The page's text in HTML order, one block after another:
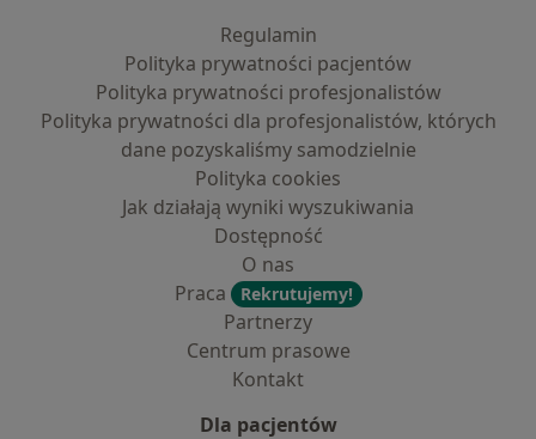
Regulamin
Polityka prywatności pacjentów
Polityka prywatności profesjonalistów
Polityka prywatności dla profesjonalistów, których
dane pozyskaliśmy samodzielnie
Polityka cookies
Jak działają wyniki wyszukiwania
Dostępność
O nas
Praca
Rekrutujemy!
Partnerzy
Centrum prasowe
Kontakt
Dla pacjentów